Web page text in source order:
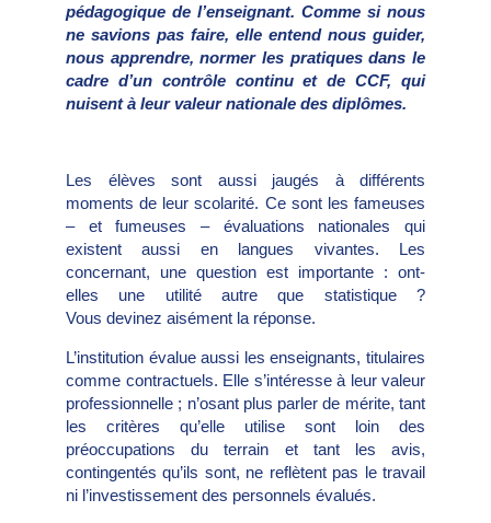
pédagogique de l’enseignant. Comme si nous
ne savions pas faire, elle entend nous guider,
nous apprendre, normer les pratiques dans le
cadre d’un contrôle continu et de CCF, qui
nuisent à leur valeur nationale des diplômes.
Les élèves sont aussi jaugés à différents
moments de leur scolarité. Ce sont les fameuses
– et fumeuses – évaluations nationales qui
existent aussi en langues vivantes. Les
concernant, une question est importante : ont-
elles une utilité autre que statistique ?
Vous devinez aisément la réponse.
L’institution évalue aussi les enseignants, titulaires
comme contractuels. Elle s’intéresse à leur valeur
professionnelle ; n’osant plus parler de mérite, tant
les critères qu’elle utilise sont loin des
préoccupations du terrain et tant les avis,
contingentés qu’ils sont, ne reflètent pas le travail
ni l’investissement des personnels évalués.